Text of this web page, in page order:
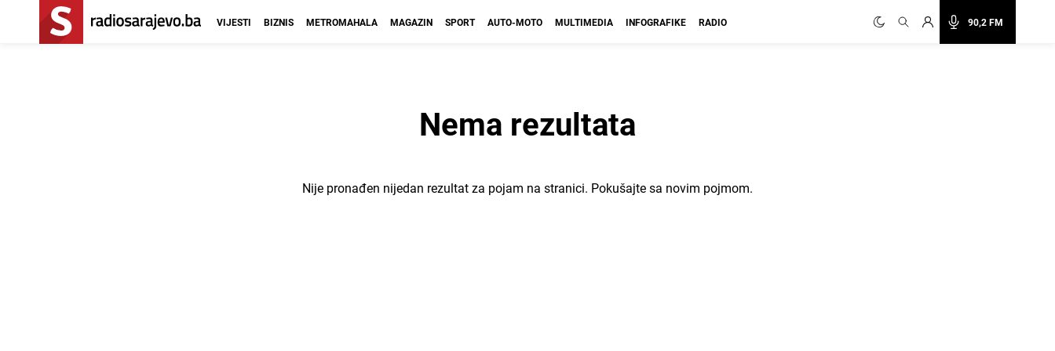
90,2 FM
VIJESTI BIZNIS METROMAHALA MAGAZIN SPORT AUTO-MOTO MULTIMEDIA INFOGRAFIKE RADIO
Nema rezultata
Nije pronađen nijedan rezultat za pojam na stranici. Pokušajte sa novim pojmom.